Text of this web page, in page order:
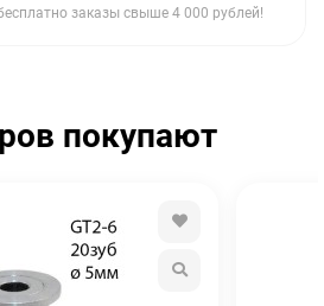
заказы свыше 4 000 рублей!
покупают